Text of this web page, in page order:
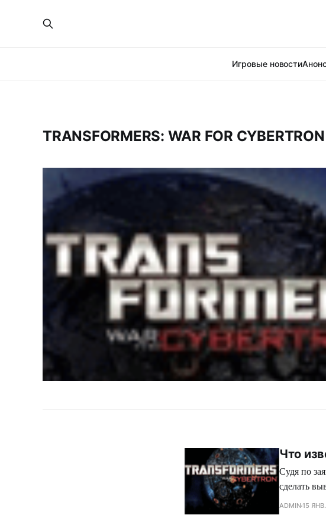
Игровые новости
TRANSFORMERS: WAR FOR CYBERTRON
Что
Судя по
сделать
ADMIN15